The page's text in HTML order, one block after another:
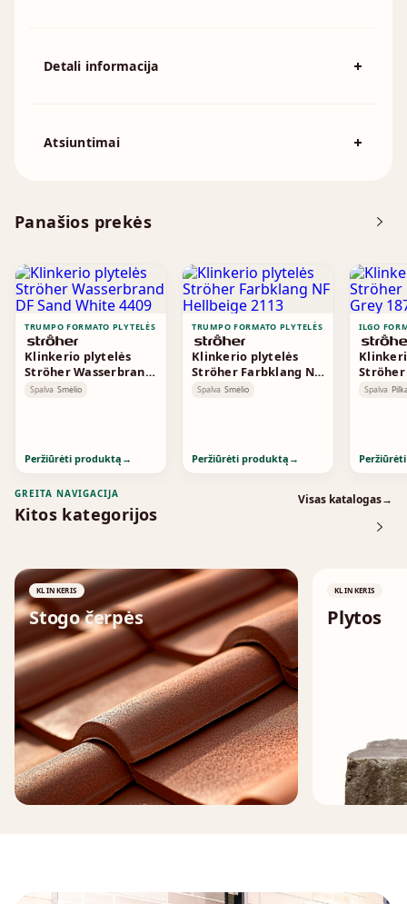
Panašios prekės
TRUMPO FORMATO PLYTELĖS
Klinkerio plytelės
Ströher Wasserbrand
DF Sand White 4409
Spalva Smėlio
Peržiūrėti produktą →
TRUMPO FORMATO PLYTELĖS
Klinkerio plytelės
Ströher Farbklang NF
Hellbeige 2113
Spalva Smėlio
Peržiūrėti produktą →
ILGO
Ströher
Grey
Spalva
Detali informacija
Išmatavimai
Atsiuntimai
GREITA NAVIGACIJA
Kitos kategorijos
Visas katalogas→
KLINKERIS
Stogo čerpės
↗
KLINKERIS
Plytos